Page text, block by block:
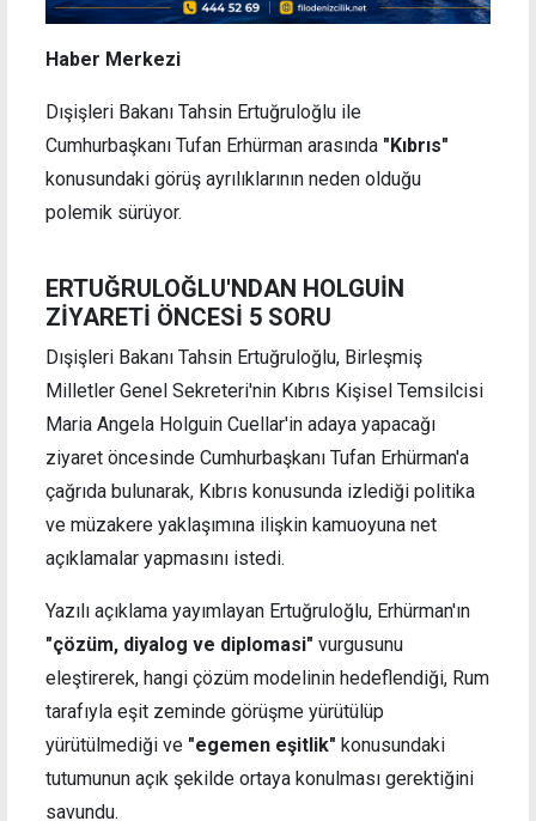
Haber Merkezi
Dışişleri Bakanı Tahsin Ertuğruloğlu ile
Cumhurbaşkanı Tufan Erhürman arasında "Kıbrıs"
konusundaki görüş ayrılıklarının neden olduğu
polemik sürüyor.
ERTUĞRULOĞLU'NDAN HOLGUİN
ZİYARETİ ÖNCESİ 5 SORU
Dışişleri Bakanı Tahsin Ertuğruloğlu, Birleşmiş
Milletler Genel Sekreteri'nin Kıbrıs Kişisel Temsilcisi
Maria Angela Holguin Cuellar'in adaya yapacağı
ziyaret öncesinde Cumhurbaşkanı Tufan Erhürman'a
çağrıda bulunarak, Kıbrıs konusunda izlediği politika
ve müzakere yaklaşımına ilişkin kamuoyuna net
açıklamalar yapmasını istedi.
Yazılı açıklama yayımlayan Ertuğruloğlu, Erhürman'ın
"çözüm, diyalog ve diplomasi" vurgusunu
eleştirerek, hangi çözüm modelinin hedeflendiği, Rum
tarafıyla eşit zeminde görüşme yürütülüp
yürütülmediği ve "egemen eşitlik" konusundaki
tutumunun açık şekilde ortaya konulması gerektiğini
savundu.